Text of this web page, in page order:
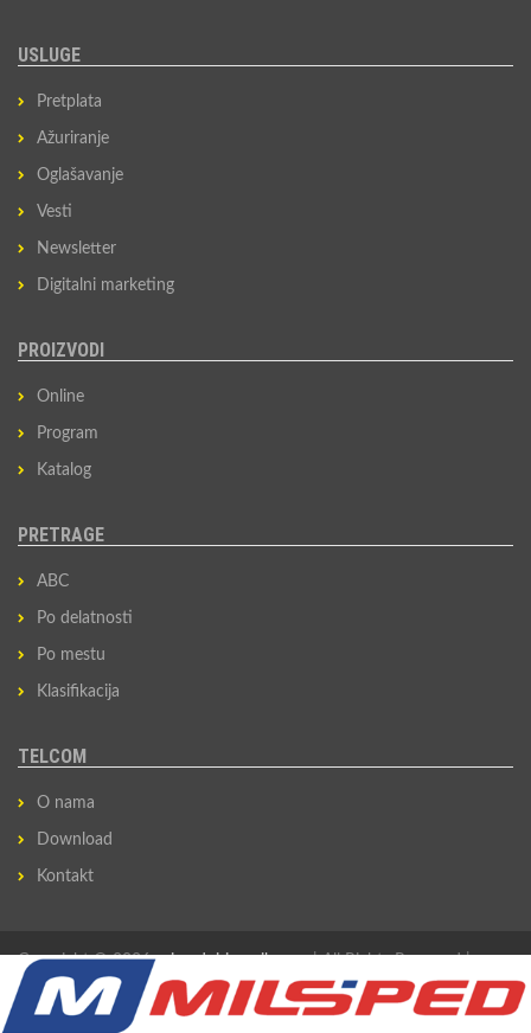
USLUGE
Pretplata
Ažuriranje
Oglašavanje
Vesti
Newsletter
Digitalni marketing
PROIZVODI
Online
Program
Katalog
PRETRAGE
ABC
Po delatnosti
Po mestu
Klasifikacija
TELCOM
O nama
Download
Kontakt
Copyright © 2026privredni-imenik.com
Izradio Sovan